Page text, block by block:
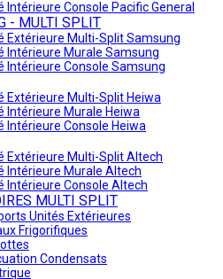
Intérieure Console Pacific General
- MULTI SPLIT
Extérieure Multi-Split Samsung
Intérieure Murale Samsung
Intérieure Console Samsung
Extérieure Multi-Split Heiwa
Intérieure Murale Heiwa
Intérieure Console Heiwa
Extérieure Multi-Split Altech
Intérieure Murale Altech
Intérieure Console Altech
MULTI SPLIT
Unités Extérieures
Frigorifiques
Condensats